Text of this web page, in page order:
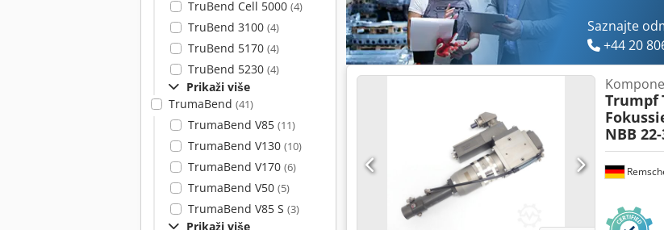
TruBend Cell 5000 (4)
TruBend 3100 (4)
TruBend 5170 (4)
TruBend 5230 (4)
Prikaži više
TrumaBend (41)
TrumaBend V85 (11)
TrumaBend V130 (10)
TrumaBend V170 (6)
TrumaBend V50 (5)
TrumaBend V85 S (3)
Prikaži više
Saznajte
+44 20
Trumpf
NBB